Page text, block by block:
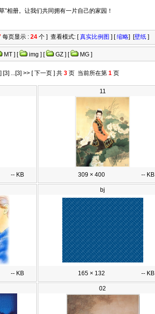
”相册。让我们共同拥有一片自己的家园！
每页显示 : 24 个 ] 查看模式: [真实比例图 ] [缩略] [壁纸 ]
MT ] [ img ] [ GZ ] [ MG ]
[3] ...[3] >> [下一页 ] 共 3 页 当前所在第 1 页
-- KB
11
309 × 400 -- KB
-- KB
bj
165 × 132 -- KB
02